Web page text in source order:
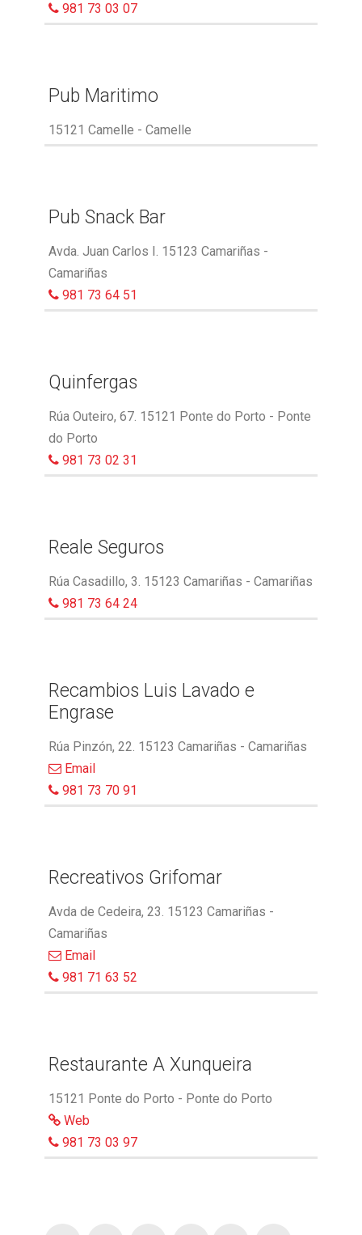
981 73 03 07
Pub Maritimo
15121 Camelle - Camelle
Pub Snack Bar
Avda. Juan Carlos I. 15123 Camariñas -
Camariñas
981 73 64 51
Quinfergas
Rúa Outeiro, 67. 15121 Ponte do Porto - Ponte
do Porto
981 73 02 31
Reale Seguros
Rúa Casadillo, 3. 15123 Camariñas - Camariñas
981 73 64 24
Recambios Luis Lavado e
Engrase
Rúa Pinzón, 22. 15123 Camariñas - Camariñas
Email
981 73 70 91
Recreativos Grifomar
Avda de Cedeira, 23. 15123 Camariñas -
Camariñas
Email
981 71 63 52
Restaurante A Xunqueira
15121 Ponte do Porto - Ponte do Porto
Web
981 73 03 97